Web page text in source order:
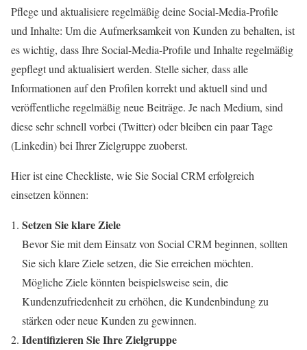
Pflege und aktualisiere regelmäßig deine Social-Media-Profile
und Inhalte: Um die Aufmerksamkeit von Kunden zu behalten, ist
es wichtig, dass Ihre Social-Media-Profile und Inhalte regelmäßig
gepflegt und aktualisiert werden. Stelle sicher, dass alle
Informationen auf den Profilen korrekt und aktuell sind und
veröffentliche regelmäßig neue Beiträge. Je nach Medium, sind
diese sehr schnell vorbei (Twitter) oder bleiben ein paar Tage
(Linkedin) bei Ihrer Zielgruppe zuoberst.
Hier ist eine Checkliste, wie Sie Social CRM erfolgreich
einsetzen können:
Setzen Sie klare Ziele
Bevor Sie mit dem Einsatz von Social CRM beginnen, sollten
Sie sich klare Ziele setzen, die Sie erreichen möchten.
Mögliche Ziele könnten beispielsweise sein, die
Kundenzufriedenheit zu erhöhen, die Kundenbindung zu
stärken oder neue Kunden zu gewinnen.
Identifizieren Sie Ihre Zielgruppe